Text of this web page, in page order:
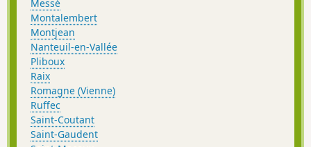
Messé
Montalembert
Montjean
Nanteuil-en-Vallée
Pliboux
Raix
Romagne (Vienne)
Ruffec
Saint-Coutant
Saint-Gaudent